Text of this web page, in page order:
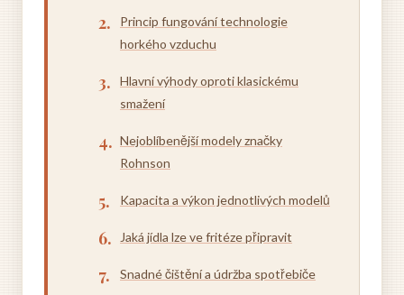
Princip fungování technologie
horkého vzduchu
Hlavní výhody oproti klasickému
smažení
Nejoblíbenější modely značky
Rohnson
Kapacita a výkon jednotlivých modelů
Jaká jídla lze ve fritéze připravit
Snadné čištění a údržba spotřebiče